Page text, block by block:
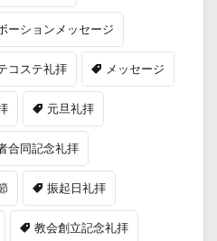
ーションメッセージ
コステ礼拝 メッセージ
元旦礼拝
合同記念礼拝
振起日礼拝
教会創立記念礼拝